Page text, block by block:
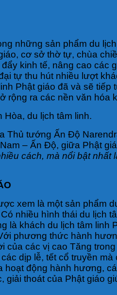
những sản phẩm du
cơ sở thờ tự, chùa
kinh tế, nâng cao
tự thu hút nhiều lượt
Phật giáo đã và sẽ
rộng ra các nền văn hóa
du lịch tâm linh.
Thủ tướng Ấn Độ
– Ấn Độ, giữa Phật
cách, mà nổi bật
xem là một sản
nhiều hình thái du lịch
là khách du lịch tâm
phương thức hành
của các vị cao Tăng
dịp lễ, tết cổ truyền
động hành hương,
thoát của Phật giáo